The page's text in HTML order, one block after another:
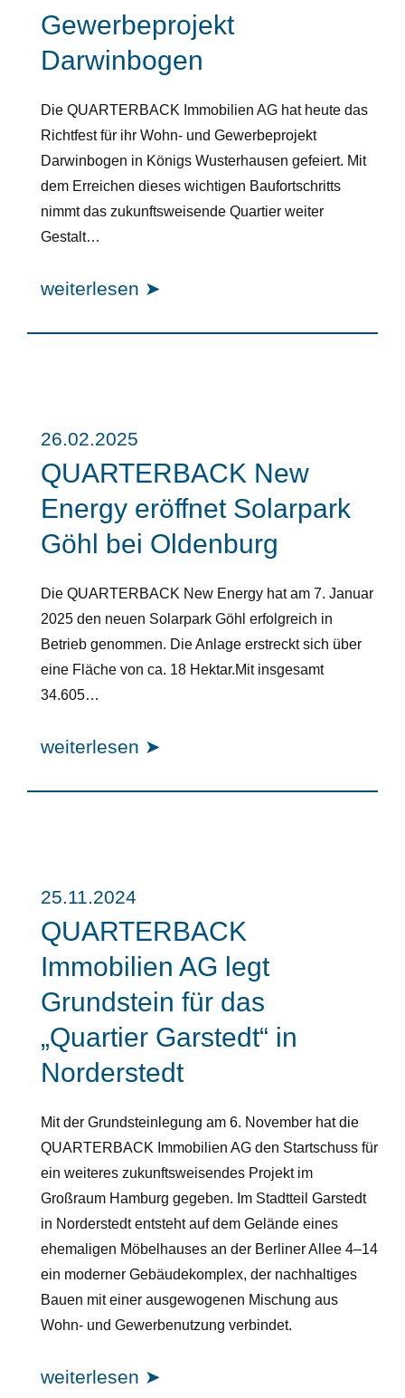
Gewerbeprojekt
Darwinbogen
Die QUARTERBACK Immobilien AG hat heute das
Richtfest für ihr Wohn- und Gewerbeprojekt
Darwinbogen in Königs Wusterhausen gefeiert. Mit
dem Erreichen dieses wichtigen Baufortschritts
nimmt das zukunftsweisende Quartier weiter
Gestalt…
weiterlesen ➤
26.02.2025
QUARTERBACK New
Energy eröffnet Solarpark
Göhl bei Oldenburg
Die QUARTERBACK New Energy hat am 7. Januar
2025 den neuen Solarpark Göhl erfolgreich in
Betrieb genommen. Die Anlage erstreckt sich über
eine Fläche von ca. 18 Hektar.Mit insgesamt
34.605…
weiterlesen ➤
25.11.2024
QUARTERBACK
Immobilien AG legt
Grundstein für das
„Quartier Garstedt“ in
Norderstedt
Mit der Grundsteinlegung am 6. November hat die
QUARTERBACK Immobilien AG den Startschuss für
ein weiteres zukunftsweisendes Projekt im
Großraum Hamburg gegeben. Im Stadtteil Garstedt
in Norderstedt entsteht auf dem Gelände eines
ehemaligen Möbelhauses an der Berliner Allee 4–14
ein moderner Gebäudekomplex, der nachhaltiges
Bauen mit einer ausgewogenen Mischung aus
Wohn- und Gewerbenutzung verbindet.
weiterlesen ➤